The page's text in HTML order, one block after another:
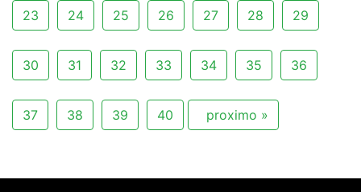
23 24 25 26 27 28 29
30 31 32 33 34 35 36
37 38 39 40 proximo »